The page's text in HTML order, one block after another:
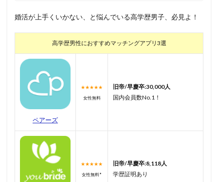
婚活が上手くいかない、と悩んでいる高学歴男子、必見よ！
高学歴男性におすすめマッチングアプリ3選
ペアーズ
★★★★★
女性無料
旧帝/早慶卒:30,000人
国内会員数No.1！
★★★★★
女性無料*
旧帝/早慶卒:8,118人
学歴証明あり